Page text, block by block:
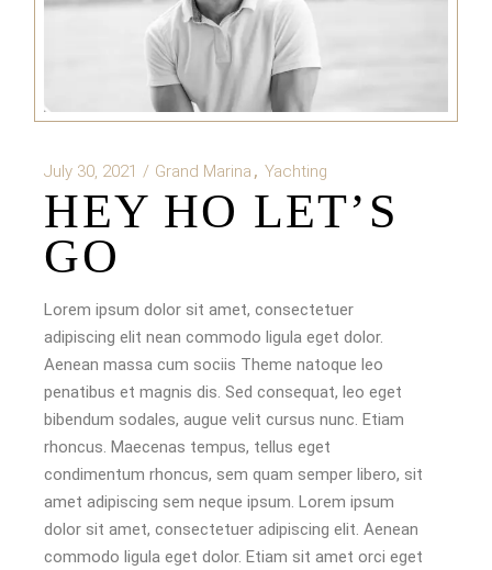
July 30, 2021 Grand Marina Yachting
HEY HO LET’S
GO
Lorem ipsum dolor sit amet, consectetuer
adipiscing elit nean commodo ligula eget dolor.
Aenean massa cum sociis Theme natoque leo
penatibus et magnis dis. Sed consequat, leo eget
bibendum sodales, augue velit cursus nunc. Etiam
rhoncus. Maecenas tempus, tellus eget
condimentum rhoncus, sem quam semper libero, sit
amet adipiscing sem neque ipsum. Lorem ipsum
dolor sit amet, consectetuer adipiscing elit. Aenean
commodo ligula eget dolor. Etiam sit amet orci eget